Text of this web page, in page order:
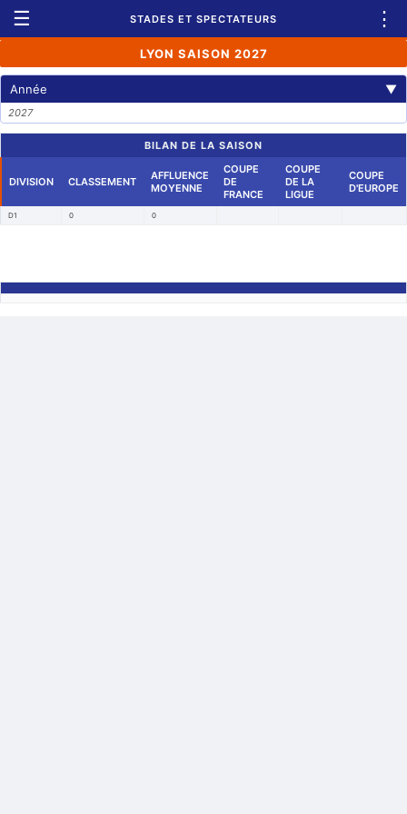
☰ STADES ET SPECTATEURS ⋮
LYON SAISON 2027
Année ▼
2027
BILAN DE LA SAISON
DIVISION CLASSEMENT
AFFLUENCE
MOYENNE
COUPE
DE
FRANCE
COUPE
DE LA
LIGUE
COUPE
D'EUROPE
D1 0 0